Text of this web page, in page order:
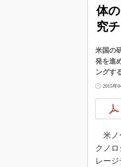
体
究
米国の
発を進
ングす
2015年
米ノ
クノ
レー